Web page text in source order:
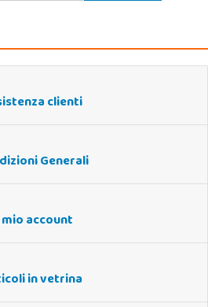
clienti
Generali
account
in vetrina